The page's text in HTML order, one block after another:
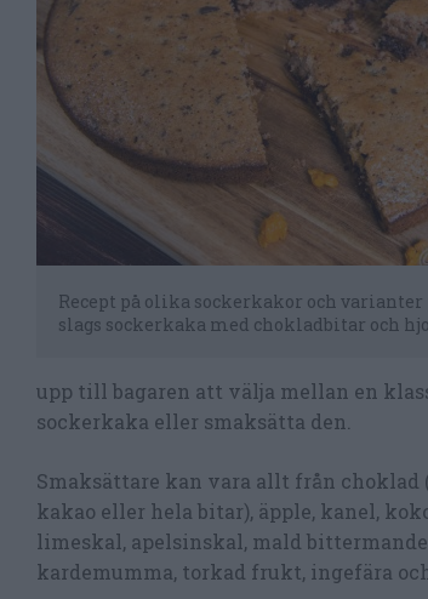
Recept på olika sockerkakor och varianter
slags sockerkaka med chokladbitar och
upp till bagaren att välja mellan en
sockerkaka eller smaksätta den.
Smaksättare kan vara allt från choklad
kakao eller hela bitar), äpple, kanel,
limeskal, apelsinskal, mald
kardemumma, torkad frukt, ingefära